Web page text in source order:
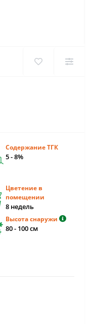
Содержание ТГК
5 - 8%
Цветение в
помещении
8 недель
Высота снаружи
80 - 100 см